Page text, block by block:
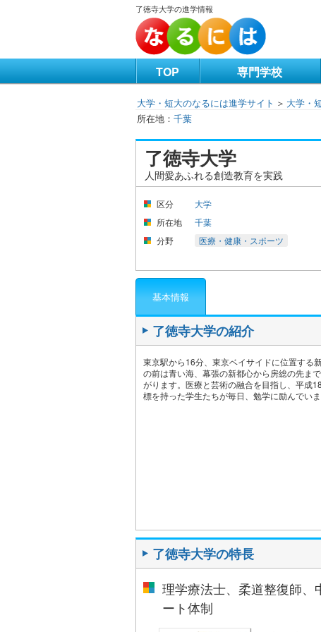
了徳寺大学の進学情報
TOP 専門学校
大学・短大のなるには進学サイト ＞ 大学・
千葉
了徳寺大学
人間愛あふれる創造教育を実践
区分
大学
所在地
千葉
分野
医療・健康・スポーツ
基本情報
了徳寺大学の紹介
東京駅から16分、東京ベイサイドに位置する
の前は青い海、幕張の新都心から房総の先ま
がります。医療と芸術の融合を目指し、平成
標を持った学生たちが毎日、勉学に励んでいま
了徳寺大学の特長
理学療法士、柔道整復師
ート体制